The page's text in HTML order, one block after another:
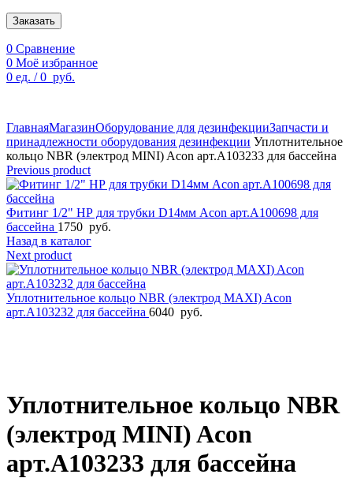
Заказать
0 Сравнение
0 Моё избранное
0 ед. / 0 руб.
ГлавнаяМагазинОборудование для дезинфекцииЗапчасти и
принадлежности оборудования дезинфекции Уплотнительное
кольцо NBR (электрод MINI) Acon арт.A103233 для бассейна
Previous product
Фитинг 1/2" НР для трубки D14мм Acon арт.A100698 для
бассейна 1750 руб.
Назад в каталог
Next product
Уплотнительное кольцо NBR (электрод MAXI) Acon
арт.A103232 для бассейна 6040 руб.
Уплотнительное кольцо NBR
(электрод MINI) Acon
арт.A103233 для бассейна